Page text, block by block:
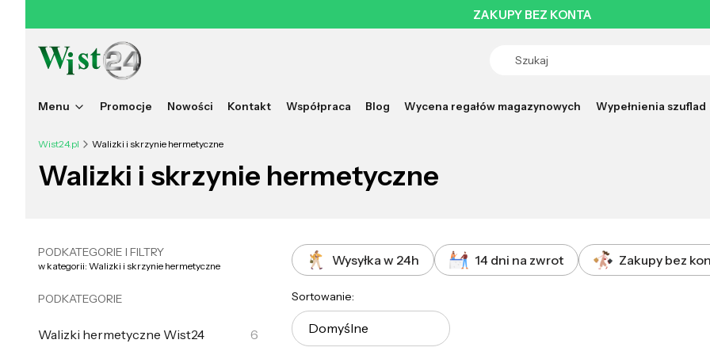
ZAKUPY BEZ KONTA
Menu Promocje Nowości Kontakt Współpraca Blog Wycena regałów magazynowych Wypełnienia szuflad
Wist24.pl Walizki i skrzynie hermetyczne
Walizki i skrzynie hermetyczne
PODKATEGORIE I FILTRY
w kategorii: Walizki i skrzynie hermetyczne
PODKATEGORIE
Walizki hermetyczne Wist24
6
Wysyłka w 24h 14 dni na zwrot Zakupy bez
Lista produktów
Sortowanie:
Domyślne